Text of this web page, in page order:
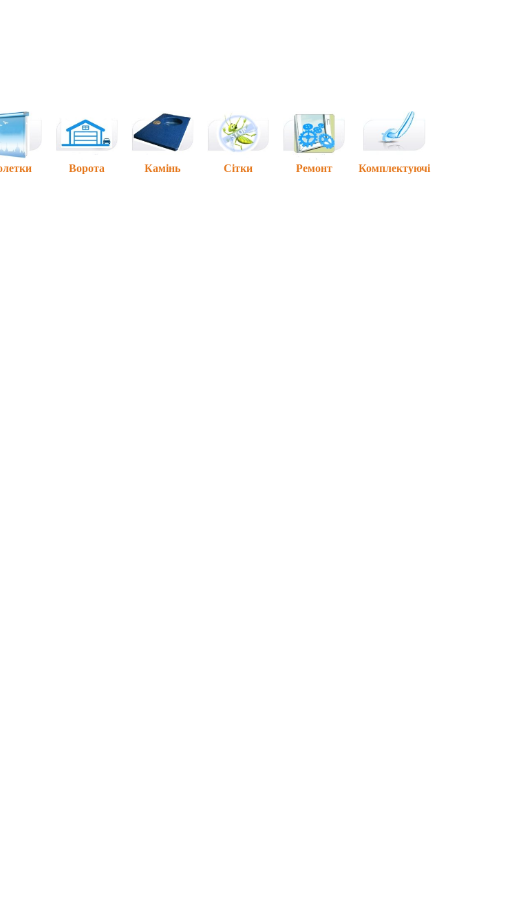
Ворота Камінь Сітки Ремонт Комплектуючі